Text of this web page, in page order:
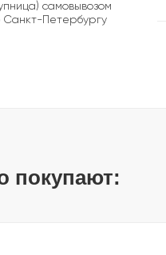
самовывозом
Санкт-Петербургу
покупают: